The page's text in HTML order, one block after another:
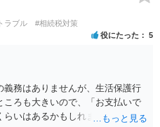
ラブル #相続税対策
役にたった 5
務はありませんが、生活保護行
ろも大きいので、「お支払いで
らいはあるかもしれません。 通報